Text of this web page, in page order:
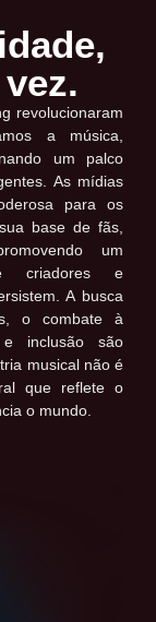
revolucionaram
a música,
um palco
As mídias
para os
base de fãs,
um
criadores e
A busca
o combate à
inclusão são
musical não é
que reflete o
o mundo.